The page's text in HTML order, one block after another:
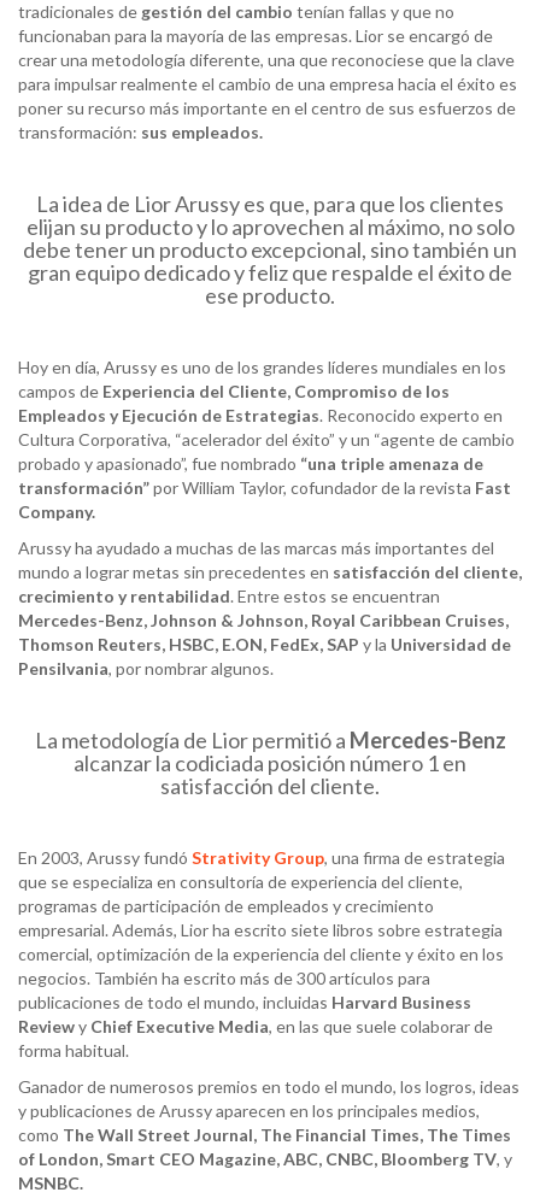
tradicionales de gestión del cambio tenían fallas y que no
funcionaban para la mayoría de las empresas. Lior se encargó de
crear una metodología diferente, una que reconociese que la clave
para impulsar realmente el cambio de una empresa hacia el éxito es
poner su recurso más importante en el centro de sus esfuerzos de
transformación: sus empleados.
La idea de Lior Arussy es que, para que los clientes
elijan su producto y lo aprovechen al máximo, no solo
debe tener un producto excepcional, sino también un
gran equipo dedicado y feliz que respalde el éxito de
ese producto.
Hoy en día, Arussy es uno de los grandes líderes mundiales en los
campos de Experiencia del Cliente, Compromiso de los
Empleados y Ejecución de Estrategias. Reconocido experto en
Cultura Corporativa, “acelerador del éxito” y un “agente de cambio
probado y apasionado”, fue nombrado “una triple amenaza de
transformación”por William Taylor, cofundador de la revista Fast
Company.
Arussy ha ayudado a muchas de las marcas más importantes del
mundo a lograr metas sin precedentes en satisfacción del cliente,
crecimiento y rentabilidad. Entre estos se encuentran
Mercedes-Benz, Johnson & Johnson, Royal Caribbean Cruises,
Thomson Reuters, HSBC, E.ON, FedEx, SAP y la Universidad de
Pensilvania, por nombrar algunos.
La metodología de Lior permitió a Mercedes-Benz
alcanzar la codiciada posición número 1 en
satisfacción del cliente.
En 2003, Arussy fundó Strativity Group, una firma de estrategia
que se especializa en consultoría de experiencia del cliente,
programas de participación de empleados y crecimiento
empresarial. Además, Lior ha escrito siete libros sobre estrategia
comercial, optimización de la experiencia del cliente y éxito en los
negocios. También ha escrito más de 300 artículos para
publicaciones de todo el mundo, incluidas Harvard Business
Reviewy Chief Executive Media, en las que suele colaborar de
forma habitual.
Ganador de numerosos premios en todo el mundo, los logros, ideas
y publicaciones de Arussy aparecen en los principales medios,
como The Wall Street Journal, The Financial Times, The Times
of London, Smart CEO Magazine, ABC, CNBC, Bloomberg TV, y
MSNBC.